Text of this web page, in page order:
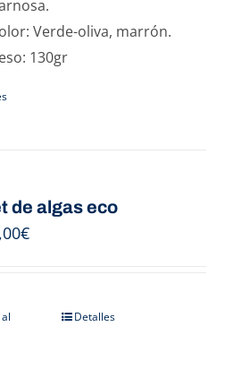
Verde-oliva, marrón.
130gr
de algas eco
€
Detalles